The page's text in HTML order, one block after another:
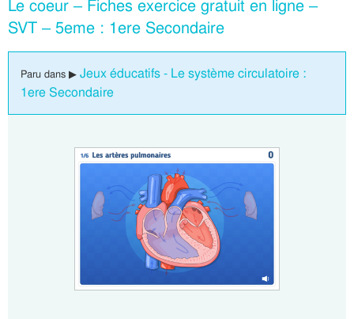
Le coeur – Fiches exercice gratuit en ligne –
SVT – 5eme : 1ere Secondaire
Paru dans ▶ Jeux éducatifs - Le système circulatoire :
1ere Secondaire